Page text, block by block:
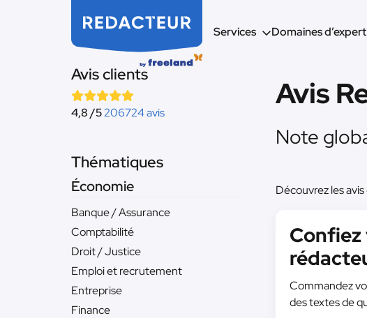
Services Domaines
Avis clients
4,8 /5206724 avis
Thématiques
Économie
Banque / Assurance
Comptabilité
Droit / Justice
Emploi et recrutement
Entreprise
Finance
Avis
Note
Découvrez les
Commandez
des textes de